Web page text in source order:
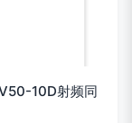
10D射频同